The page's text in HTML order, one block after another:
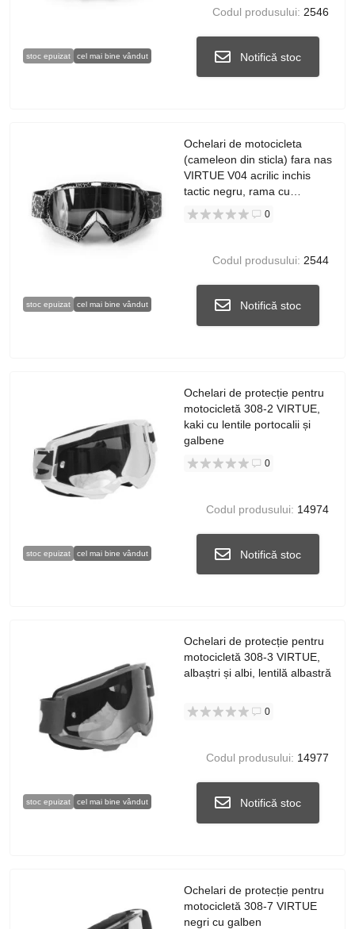
stoc epuizat cel mai bine vândut
Codul produsului: 2546
Notifică stoc
stoc epuizat cel mai bine vândut
Ochelari de motocicleta
(cameleon din sticla) fara nas
VIRTUE V04 acrilic inchis
tactic negru, rama cu
imprimeu
0
Codul produsului: 2544
Notifică stoc
stoc epuizat cel mai bine vândut
Ochelari de protecție pentru
motocicletă 308-2 VIRTUE,
kaki cu lentile portocalii și
galbene
0
Codul produsului: 14974
Notifică stoc
stoc epuizat cel mai bine vândut
Ochelari de protecție pentru
motocicletă 308-3 VIRTUE,
albaștri și albi, lentilă albastră
0
Codul produsului: 14977
Notifică stoc
Ochelari de protecție pentru
motocicletă 308-7 VIRTUE
negri cu galben